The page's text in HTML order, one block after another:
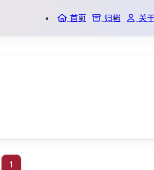
首页 归档
关
ME
1